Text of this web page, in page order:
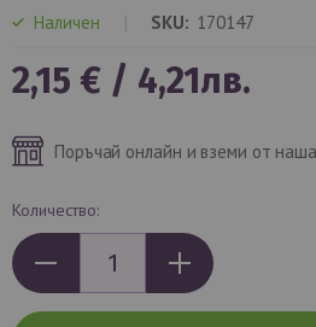
галерия
Наличен
SKU 170147
2,15 € / 4,21лв.
Поръчай онлайн и вземи от
Количество: